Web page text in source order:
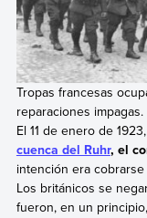
Tropas francesas
reparaciones impagas.
El 11 de enero de 1923,
cuenca del Ruhr, el
intención era
Los británicos se
fueron, en un